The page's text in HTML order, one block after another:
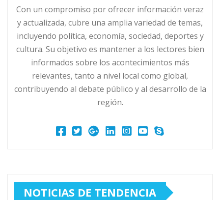
Con un compromiso por ofrecer información veraz
y actualizada, cubre una amplia variedad de temas,
incluyendo política, economía, sociedad, deportes y
cultura. Su objetivo es mantener a los lectores bien
informados sobre los acontecimientos más
relevantes, tanto a nivel local como global,
contribuyendo al debate público y al desarrollo de la
región.
NOTICIAS DE TENDENCIA